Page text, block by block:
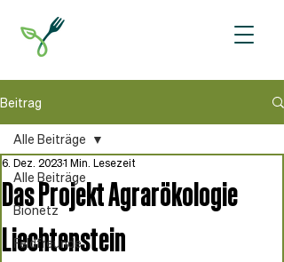
Beitrag
Alle Beiträge
Bionetz
Feldfreunde
Alle Beiträge
Das Projekt Agrarökologie
Liechtenstein
6. Dez. 20231 Min. Lesezeit